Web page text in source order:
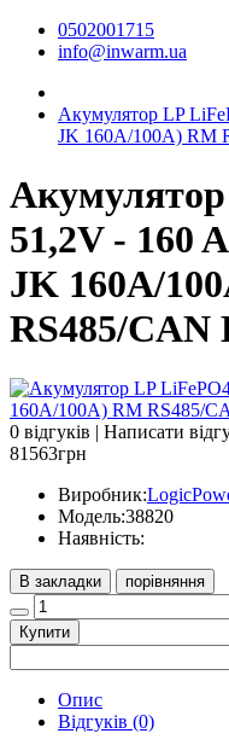
0502001715
info@inwarm.ua
Акумулятор LP
JK 160A/100А) RM
51,2V - 160
JK 160A/
RS485/CAN
0 відгуків | Написати
81563грн
Виробник:
Модель:38820
Наявність:
В закладки порівняння
Купити
Опис
Відгуків (0)